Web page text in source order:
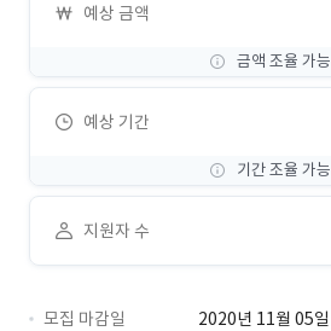
예상 금액
금액 조율 가능
예상 기간
기간 조율 가능
지원자 수
모집 마감일
2020년 11월 05일